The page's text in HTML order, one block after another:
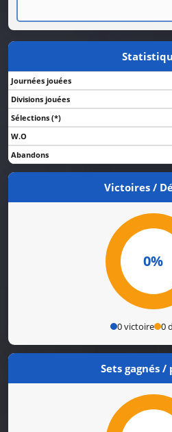
Journées jouées
Divisions jouées
Sélections (*)
W.O
Abandons
Victoires /
0%
0 victoire 0
Sets gagnés /